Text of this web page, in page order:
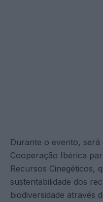
Durante o evento,
Cooperação Ibérica
Recursos Cinegéticos,
sustentabilidade dos
biodiversidade através